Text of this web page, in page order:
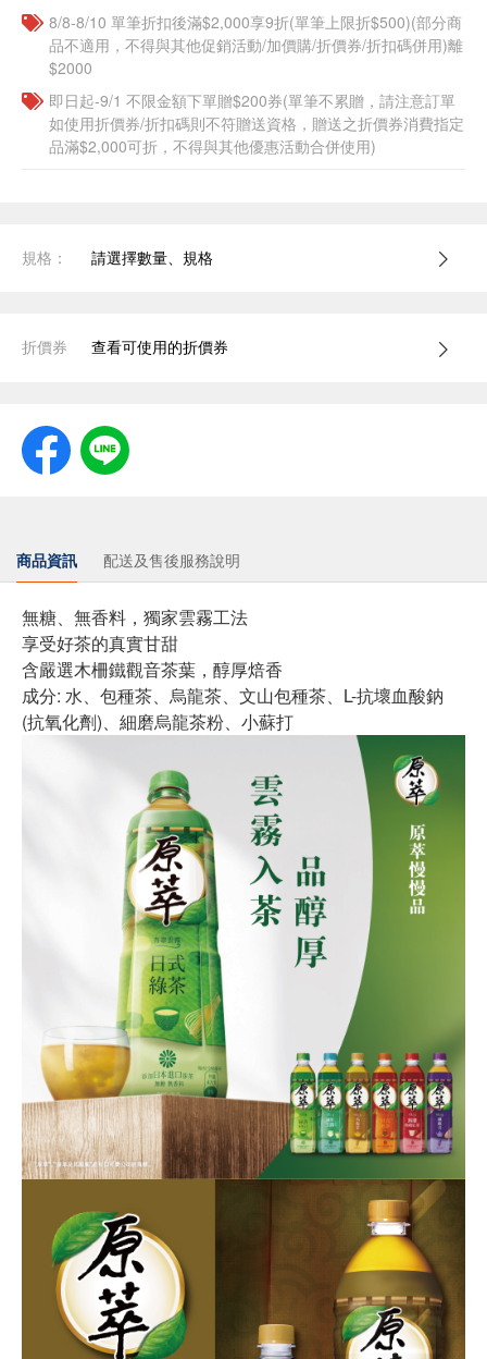
8/8-8/10 單筆折扣後滿$2,000享9折(單筆上限折$500)(部分商
品不適用，不得與其他促銷活動/加價購/折價券/折扣碼併用)離
$2000
即日起-9/1 不限金額下單贈$200券(單筆不累贈，請注意訂單
如使用折價券/折扣碼則不符贈送資格，贈送之折價券消費指定
品滿$2,000可折，不得與其他優惠活動合併使用)
規格： 請選擇數量、規格
折價券 查看可使用的折價券
商品資訊 配送及售後服務說明
無糖、無香料，獨家雲霧工法
享受好茶的真實甘甜
含嚴選木柵鐵觀音茶葉，醇厚焙香
成分: 水、包種茶、烏龍茶、文山包種茶、L-抗壞血酸鈉
(抗氧化劑)、細磨烏龍茶粉、小蘇打